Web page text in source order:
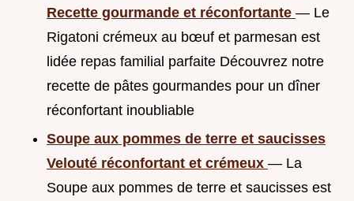
Recette gourmande et réconfortante — Le
Rigatoni crémeux au bœuf et parmesan est
lidée repas familial parfaite Découvrez notre
recette de pâtes gourmandes pour un dîner
réconfortant inoubliable
Soupe aux pommes de terre et saucisses
Velouté réconfortant et crémeux — La
Soupe aux pommes de terre et saucisses est